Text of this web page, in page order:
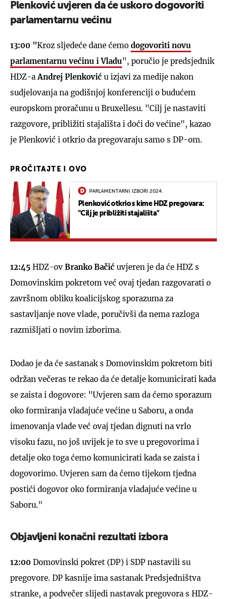
Plenković uvjeren da će uskoro dogovoriti
parlamentarnu većinu
13:00 "Kroz sljedeće dane ćemo dogovoriti novu
parlamentarnu većinu i Vladu", poručio je predsjednik
HDZ-a Andrej Plenković u izjavi za medije nakon
sudjelovanja na godišnjoj konferenciji o budućem
europskom proračunu u Bruxellesu. "Cilj je nastaviti
razgovore, približiti stajališta i doći do većine", kazao
je Plenković i otkrio da pregovaraju samo s DP-om.
PROČITAJTE I OVO
PARLAMENTARNI IZBORI 2024.
Plenković otkrio s kime HDZ pregovara:
"Cilj je približiti stajališta"
12:45 HDZ-ov Branko Bačić uvjeren je da će HDZ s
Domovinskim pokretom već ovaj tjedan razgovarati o
završnom obliku koalicijskog sporazuma za
sastavljanje nove vlade, poručivši da nema razloga
razmišljati o novim izborima.
Dodao je da će sastanak s Domovinskim pokretom biti
održan večeras te rekao da će detalje komunicirati kada
se zaista i dogovore: "Uvjeren sam da ćemo sporazum
oko formiranja vladajuće većine u Saboru, a onda
imenovanja vlade već ovaj tjedan dignuti na vrlo
visoku fazu, no još uvijek je to sve u pregovorima i
detalje oko toga ćemo komunicirati kada se zaista i
dogovorimo. Uvjeren sam da ćemo tijekom tjedna
postići dogovor oko formiranja vladajuće većine u
Saboru."
Objavljeni konačni rezultati izbora
12:00 Domovinski pokret (DP) i SDP nastavili su
pregovore. DP kasnije ima sastanak Predsjedništva
stranke, a podvečer slijedi nastavak pregovora s HDZ-